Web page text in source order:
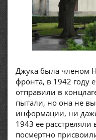
Джука была членом
фронта, в 1942 году
отправили в
пытали, но она не
информации, ни
1943 ее
посмертно